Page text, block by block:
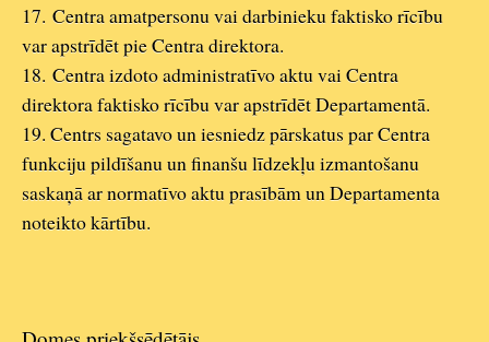
17. Centra amatpersonu vai darbinieku faktisko rīcību
var apstrīdēt pie Centra direktora.
18. Centra izdoto administratīvo aktu vai Centra
direktora faktisko rīcību var apstrīdēt Departamentā.
19. Centrs sagatavo un iesniedz pārskatus par Centra
funkciju pildīšanu un finanšu līdzekļu izmantošanu
saskaņā ar normatīvo aktu prasībām un Departamenta
noteikto kārtību.